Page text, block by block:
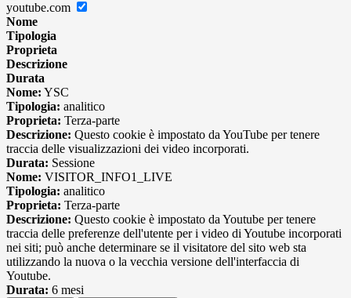
youtube.com
Nome
Tipologia
Proprieta
Descrizione
Durata
Nome: YSC
Tipologia: analitico
Proprieta: Terza-parte
Descrizione: Questo cookie è impostato da YouTube per tenere
traccia delle visualizzazioni dei video incorporati.
Durata: Sessione
Nome: VISITOR_INFO1_LIVE
Tipologia: analitico
Proprieta: Terza-parte
Descrizione: Questo cookie è impostato da Youtube per tenere
traccia delle preferenze dell'utente per i video di Youtube incorporati
nei siti; può anche determinare se il visitatore del sito web sta
utilizzando la nuova o la vecchia versione dell'interfaccia di
Youtube.
Durata: 6 mesi